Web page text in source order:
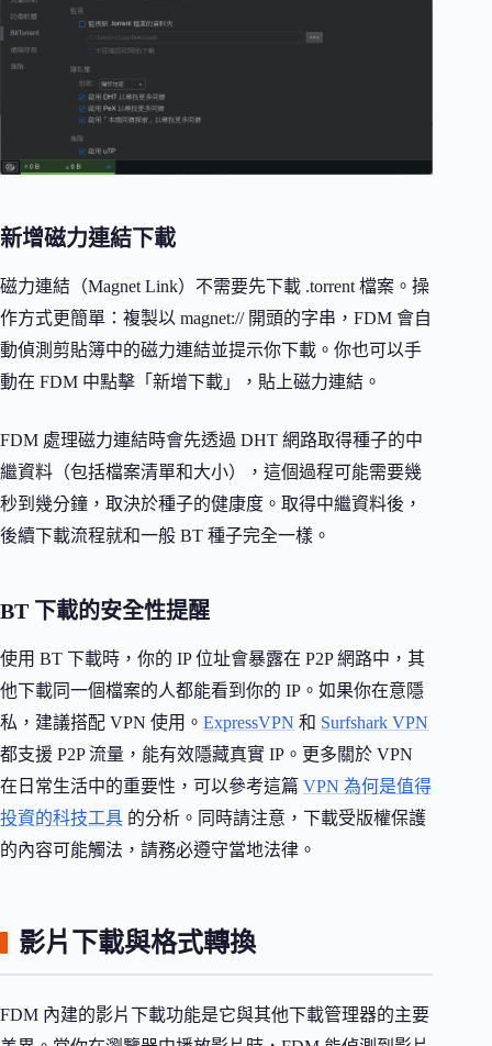
新增磁力連結下載
磁力連結（Magnet Link）不需要先下載 .torrent 檔案。操
作方式更簡單：複製以 magnet:// 開頭的字串，FDM 會自
動偵測剪貼簿中的磁力連結並提示你下載。你也可以手
動在 FDM 中點擊「新增下載」，貼上磁力連結。
FDM 處理磁力連結時會先透過 DHT 網路取得種子的中
繼資料（包括檔案清單和大小），這個過程可能需要幾
秒到幾分鐘，取決於種子的健康度。取得中繼資料後，
後續下載流程就和一般 BT 種子完全一樣。
BT 下載的安全性提醒
使用 BT 下載時，你的 IP 位址會暴露在 P2P 網路中，其
他下載同一個檔案的人都能看到你的 IP。如果你在意隱
私，建議搭配 VPN 使用。 ExpressVPN 和 Surfshark VPN
都支援 P2P 流量，能有效隱藏真實 IP。更多關於 VPN
在日常生活中的重要性，可以參考這篇 VPN 為何是值得
投資的科技工具 的分析。同時請注意，下載受版權保護
的內容可能觸法，請務必遵守當地法律。
影片下載與格式轉換
FDM 內建的影片下載功能是它與其他下載管理器的主要